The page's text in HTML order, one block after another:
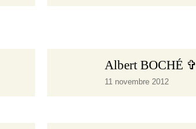
Albert BOCHÉ ✞
11 novembre 2012